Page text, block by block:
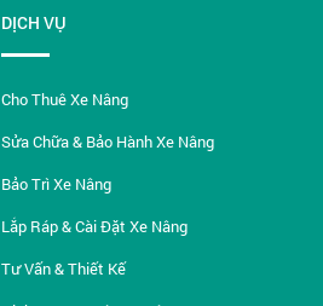
DỊCH VỤ
Cho Thuê Xe Nâng
Sửa Chữa & Bảo Hành Xe Nâng
Bảo Trì Xe Nâng
Lắp Ráp & Cài Đặt Xe Nâng
Tư Vấn & Thiết Kế